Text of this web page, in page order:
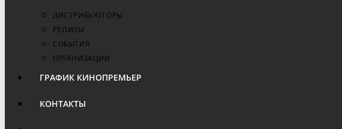
ДИСТРИБЬЮТОРЫ
РЕЛИЗЫ
СОБЫТИЯ
ОРГАНИЗАЦИИ
ГРАФИК КИНОПРЕМЬЕР
КОНТАКТЫ